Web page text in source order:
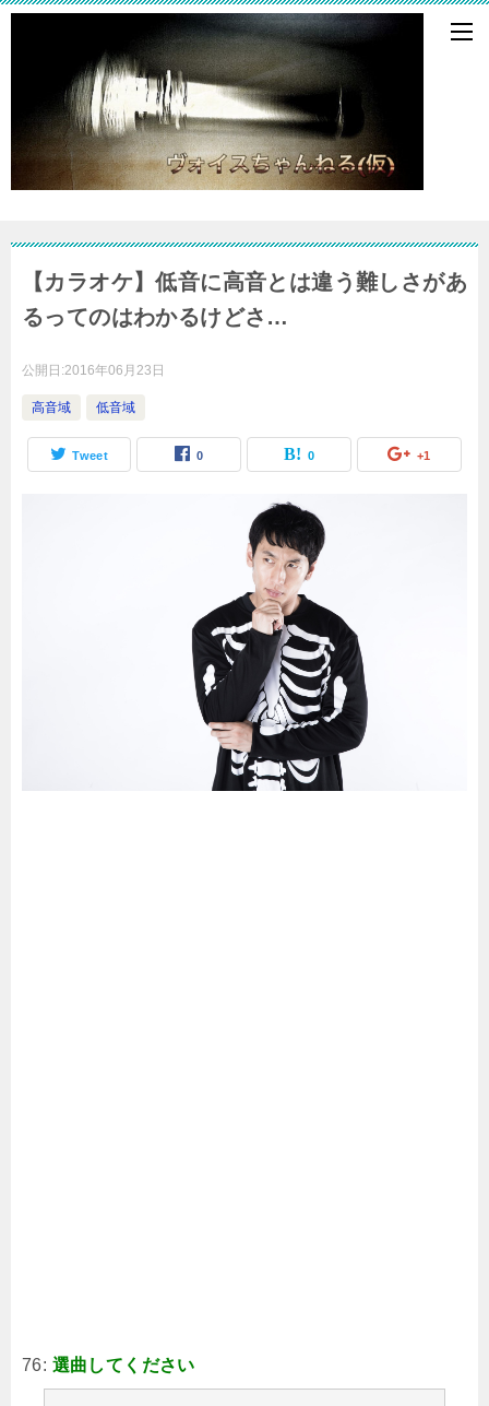
【カラオケ】低音に高音とは違う難しさがあ
るってのはわかるけどさ…
公開日:2016年06月23日
高音域 低音域
Tweet 0 0 +1
76: 選曲してください